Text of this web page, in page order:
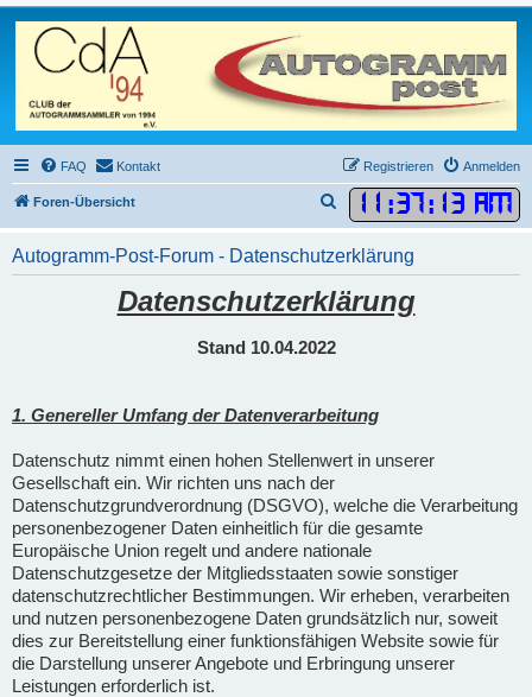
FAQ Kontakt Anmelden
Registrieren
Foren-Übersicht 11 :37: 14 AM
u
c
e
Autogramm-Post-Forum - Datenschutzerklärung
Datenschutzerklärung
Stand 10.04.2022
1. Genereller Umfang der Datenverarbeitung
Datenschutz nimmt einen hohen Stellenwert in unserer
Gesellschaft ein. Wir richten uns nach der
Datenschutzgrundverordnung (DSGVO), welche die Verarbeitung
personenbezogener Daten einheitlich für die gesamte
Europäische Union regelt und andere nationale
Datenschutzgesetze der Mitgliedsstaaten sowie sonstiger
datenschutzrechtlicher Bestimmungen. Wir erheben, verarbeiten
und nutzen personenbezogene Daten grundsätzlich nur, soweit
dies zur Bereitstellung einer funktionsfähigen Website sowie für
die Darstellung unserer Angebote und Erbringung unserer
Leistungen erforderlich ist.